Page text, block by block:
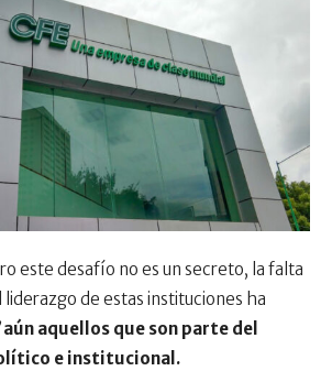
este desafío no es un secreto, la falta
liderazgo de estas instituciones ha
aún aquellos que son parte del
e institucional.